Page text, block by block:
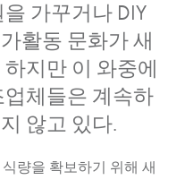
가꾸거나 DIY
활동 문화가 새
지만 이 와중에
체들은 계속하
않고 있다.
량을 확보하기 위해 새